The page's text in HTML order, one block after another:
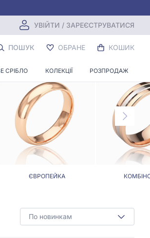
УВІЙТИ / ЗАРЕЄСТРУВАТИСЯ
ПОШУК ОБРАНЕ КОШИК
СРІБЛО КОЛЕКЦІЇ РОЗПРОДАЖ
ЄВРОПЕЙКА
По новинкам